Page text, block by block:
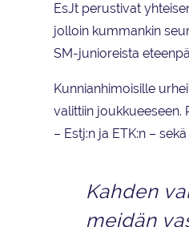
EsJt perustivat
jolloin kummankin
SM-junioreista
Kunnianhimoisille
valittiin joukkueeseen.
– Estj:n ja ETK:n –
Kahden
meidän